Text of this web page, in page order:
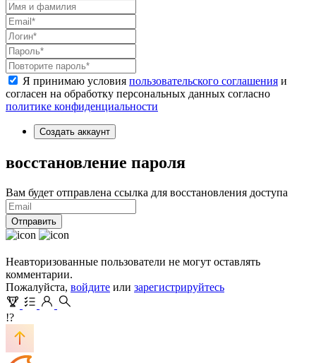
Я принимаю условия пользовательского соглашения и
согласен на обработку персональных данных согласно
политике конфиденциальности
Создать аккаунт
восстановление пароля
Вам будет отправлена ссылка для восстановления доступа
Отправить
Неавторизованные пользователи не могут оставлять
комментарии.
Пожалуйста, войдите или зарегистрируйтесь
!?